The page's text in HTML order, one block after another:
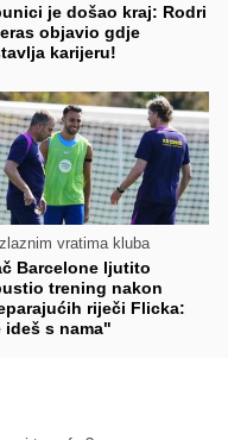
je došao kraj: Rodri
objavio gdje
karijeru!
vratima kluba
Barcelone ljutito
trening nakon
riječi Flicka:
ideš s nama"